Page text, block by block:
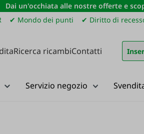
Dai un'occhiata alle nostre offerte e
✔ Mondo dei punti ✔ Diritto di
Ricerca ricambiContatti
Servizio negozio